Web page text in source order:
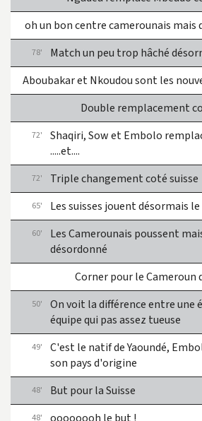
48'
48' But pour la Suisse
49'
C'est le natif de Yaoundé,
son pays d'origine
50'
On voit la différence entre une
équipe qui pas assez tueuse
Corner pour le Cameroun
60'
Les Camerounais poussent
désordonné
65' Les suisses jouent désormais
72' Triple changement coté suisse
72'
Shaqiri, Sow et Embolo
.....et....
Double remplacement
Aboubakar et Nkoudou sont les
78' Match un peu trop hâché
oh un bon centre camerounais mais